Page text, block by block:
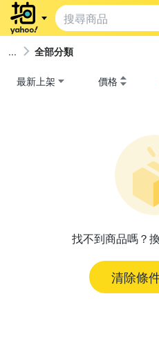
全部分類
最新上架 價格
找不到商品嗎？
清除條